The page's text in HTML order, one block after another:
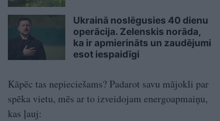
Ukrainā noslēgusies 40 dienu
operācija. Zelenskis norāda,
ka ir apmierināts un zaudējumi
esot iespaidīgi
Kāpēc tas nepieciešams? Padarot savu mājokli par
spēka vietu, mēs ar to izveidojam energoapmaiņu,
kas ļauj: